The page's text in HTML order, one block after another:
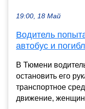
19:00, 18 Май
Водитель
автобус и
В Тюмени
остановить его
транспортное
движение,